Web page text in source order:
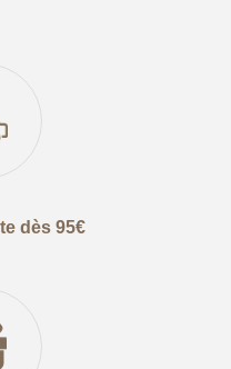
dès 95€